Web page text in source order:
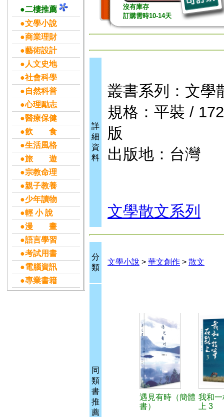
●二樓推薦
●文學小說
●商業理財
●藝術設計
●人文史地
●社會科學
●自然科普
●心理勵志
●醫療保健
●飲 食
●生活風格
●旅 遊
●宗教命理
●親子教養
●少年讀物
●輕 小 說
●漫 畫
●語言學習
●考試用書
●電腦資訊
●專業書籍
沒有庫存
訂購需時10-14天
詳
細
資
料
叢書系列：文學
規格：平裝 /
版
出版地：台灣
文學散文系列
分
類
文學小說 > 華文創作 > 散文
同
類
書
推
薦
遇見有時（簡體
書）
我和
上 3